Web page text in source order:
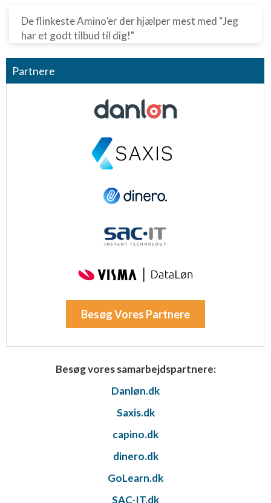
De flinkeste Amino’er der hjælper mest med "Jeg
har et godt tilbud til dig!"
Partnere
Besøg Vores Partnere
Besøg vores samarbejdspartnere:
Danløn.dk
Saxis.dk
capino.dk
dinero.dk
GoLearn.dk
SAC-IT.dk